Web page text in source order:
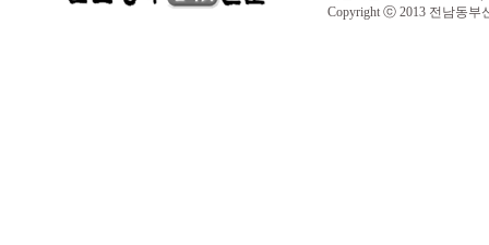
Copyright ⓒ 2013 전남동부